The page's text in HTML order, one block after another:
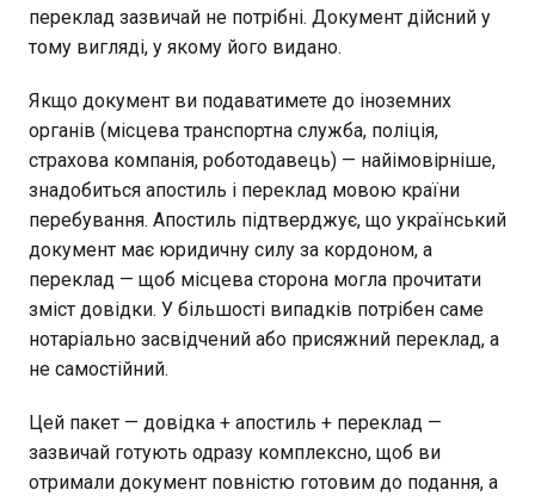
переклад зазвичай не потрібні. Документ дійсний у
тому вигляді, у якому його видано.
Якщо документ ви подаватимете до іноземних
органів (місцева транспортна служба, поліція,
страхова компанія, роботодавець) — найімовірніше,
знадобиться апостиль і переклад мовою країни
перебування. Апостиль підтверджує, що український
документ має юридичну силу за кордоном, а
переклад — щоб місцева сторона могла прочитати
зміст довідки. У більшості випадків потрібен саме
нотаріально засвідчений або присяжний переклад, а
не самостійний.
Цей пакет — довідка + апостиль + переклад —
зазвичай готують одразу комплексно, щоб ви
отримали документ повністю готовим до подання, а